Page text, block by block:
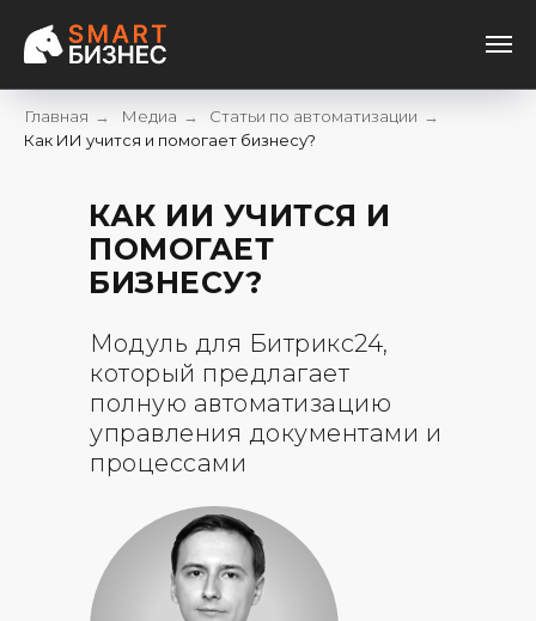
Главная → Медиа → Статьи по автоматизации →
Как ИИ учится и помогает бизнесу?
КАК ИИ УЧИТСЯ И
ПОМОГАЕТ
БИЗНЕСУ?
Модуль для Битрикс24,
который предлагает
полную автоматизацию
управления документами и
процессами